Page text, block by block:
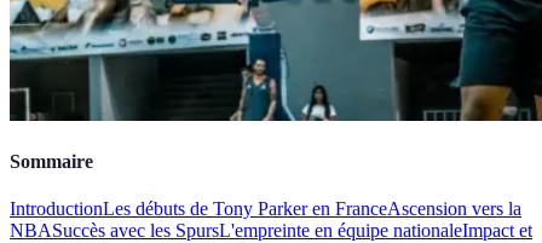
Sommaire
IntroductionLes débuts de Tony Parker en FranceAscension vers la
NBASuccès avec les SpursL'empreinte en équipe nationaleImpact et